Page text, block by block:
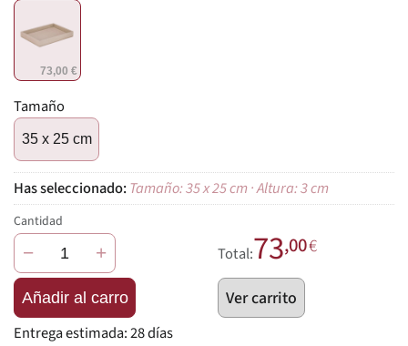
73,00 €
Tamaño
35 x 25 cm
Tamaño: 35 x 25 cm · Altura: 3 cm
Cantidad
− +
Añadir al carro
Total:73,00€
Ver carrito
Entrega estimada:28 días